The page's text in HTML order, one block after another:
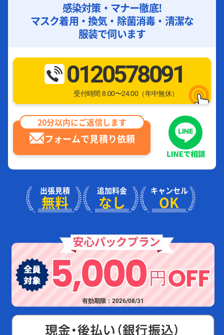
感染対策・マナー徹底!
マスク着用・換気・除菌消毒・清潔な
服装で伺います
0120578091
受付時間 8:00〜24:00（年中無休）
フォームで見積り依頼
20分以内にご返信します
出張見積
無料
追加料金
なし
キャンセル
OK
有効期限：2026/08/31